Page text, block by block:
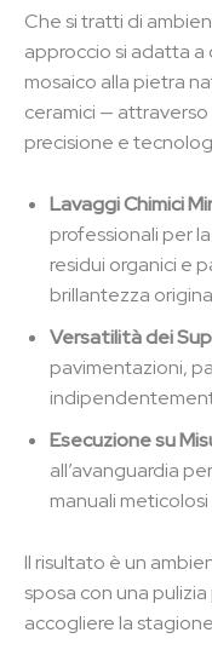
Che si tratti di
approccio si adatta
mosaico alla pietra
ceramici —
precisione e
Lavaggi Chimici
professionali per
residui organici e
brillantezza
Versatilità dei
pavimentazioni,
Esecuzione su
all’avanguardia
manuali
Il risultato è un
sposa con una
accogliere la